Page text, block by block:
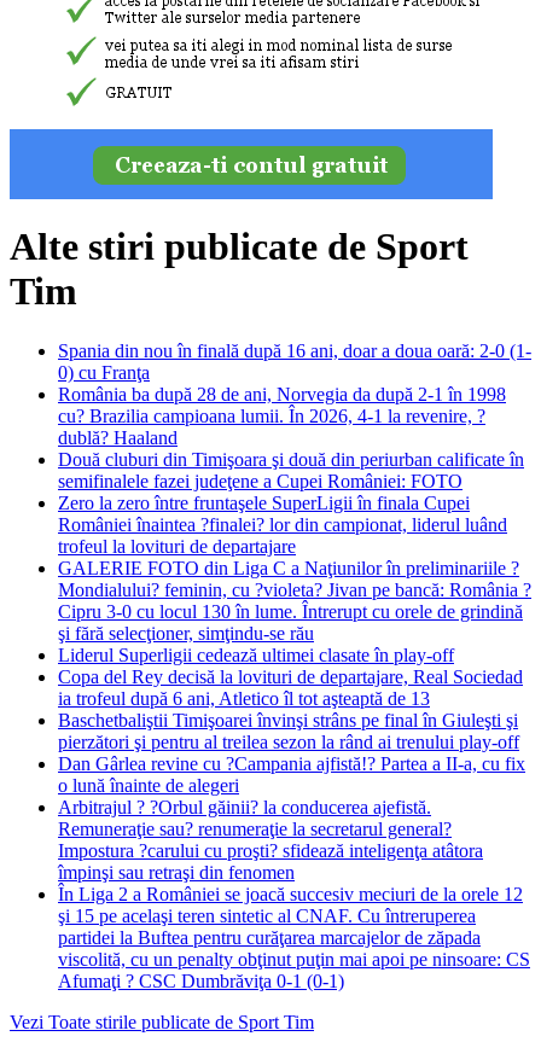
Alte stiri publicate de Sport
Tim
Spania din nou în finală după 16 ani, doar a doua oară: 2-0 (1-
0) cu Franţa
România ba după 28 de ani, Norvegia da după 2-1 în 1998
cu? Brazilia campioana lumii. În 2026, 4-1 la revenire, ?
dublă? Haaland
Două cluburi din Timişoara şi două din periurban calificate în
semifinalele fazei judeţene a Cupei României: FOTO
Zero la zero între fruntaşele SuperLigii în finala Cupei
României înaintea ?finalei? lor din campionat, liderul luând
trofeul la lovituri de departajare
GALERIE FOTO din Liga C a Naţiunilor în preliminariile ?
Mondialului? feminin, cu ?violeta? Jivan pe bancă: România ?
Cipru 3-0 cu locul 130 în lume. Întrerupt cu orele de grindină
şi fără selecţioner, simţindu-se rău
Liderul Superligii cedează ultimei clasate în play-off
Copa del Rey decisă la lovituri de departajare, Real Sociedad
ia trofeul după 6 ani, Atletico îl tot aşteaptă de 13
Baschetbaliştii Timişoarei învinşi strâns pe final în Giuleşti şi
pierzători şi pentru al treilea sezon la rând ai trenului play-off
Dan Gârlea revine cu ?Campania ajfistă!? Partea a II-a, cu fix
o lună înainte de alegeri
Arbitrajul ? ?Orbul găinii? la conducerea ajefistă.
Remuneraţie sau? renumeraţie la secretarul general?
Impostura ?carului cu proşti? sfidează inteligenţa atâtora
împinşi sau retraşi din fenomen
În Liga 2 a României se joacă succesiv meciuri de la orele 12
şi 15 pe acelaşi teren sintetic al CNAF. Cu întreruperea
partidei la Buftea pentru curăţarea marcajelor de zăpada
viscolită, cu un penalty obţinut puţin mai apoi pe ninsoare: CS
Afumaţi ? CSC Dumbrăviţa 0-1 (0-1)
Vezi Toate stirile publicate de Sport Tim